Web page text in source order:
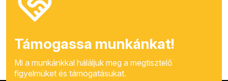
Támogassa munkánkat!
Mi a munkánkkal háláljuk meg a megtisztelő
figyelmüket és támogatásukat.